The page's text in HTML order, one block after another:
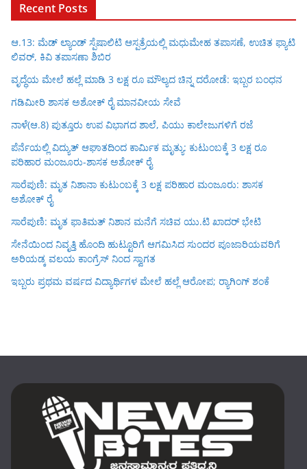
Recent Posts
ಆ.13: ಮೆಡ್ ಲ್ಯಾಂಡ್ ಸ್ಪೆಷಾಲಿಟಿ ಆಸ್ಪತ್ರೆಯಲ್ಲಿ ಮಧುಮೇಹ ತಪಾಸಣೆ, ಉಚಿತ ಫ್ಯಾಟಿ
ಲಿವರ್, ಕಿವಿ ತಪಾಸಣಾ ಶಿಬಿರ
ವೃದ್ಧೆಯ ಮೇಲೆ ಹಲ್ಲೆ ಮಾಡಿ 3 ಲಕ್ಷ ರೂ ಮೌಲ್ಯದ ಚಿನ್ನ ದರೋಡೆ: ಇಬ್ಬರ ಬಂಧನ
ಗಡಿಮೀರಿ ಶಾಸಕ ಅಶೋಕ್ ರೈ ಮಾನವೀಯ ಸೇವೆ
ನಾಳೆ(ಆ.8) ಪುತ್ತೂರು ಉಪ ವಿಭಾಗದ ಶಾಲೆ, ಪಿಯು ಕಾಲೇಜುಗಳಿಗೆ ರಜೆ
ಪೆರ್ನೆಯಲ್ಲಿ ವಿದ್ಯುತ್ ಆಘಾತದಿಂದ ಕಾರ್ಮಿಕ ಮೃತ್ಯು: ಕುಟುಂಬಕ್ಕೆ 3 ಲಕ್ಷ ರೂ
ಪರಿಹಾರ ಮಂಜೂರು-ಶಾಸಕ ಅಶೋಕ್ ರೈ
ಸಾರೆಪುಣಿ: ಮೃತ ನಿಶಾನಾ ಕುಟುಂಬಕ್ಕೆ 3 ಲಕ್ಷ ಪರಿಹಾರ ಮಂಜೂರು: ಶಾಸಕ
ಅಶೋಕ್ ರೈ
ಸಾರೆಪುಣಿ: ಮೃತ ಫಾತಿಮತ್ ನಿಶಾನ ಮನೆಗೆ ಸಚಿವ ಯು.ಟಿ ಖಾದರ್ ಭೇಟಿ
ಸೇನೆಯಿಂದ ನಿವೃತ್ತಿ ಹೊಂದಿ ಹುಟ್ಟೂರಿಗೆ ಆಗಮಿಸಿದ ಸುಂದರ ಪೂಜಾರಿಯವರಿಗೆ
ಅರಿಯಡ್ಕ ವಲಯ ಕಾಂಗ್ರೆಸ್ ನಿಂದ ಸ್ವಾಗತ
ಇಬ್ಬರು ಪ್ರಥಮ ವರ್ಷದ ವಿದ್ಯಾರ್ಥಿಗಳ ಮೇಲೆ ಹಲ್ಲೆ ಆರೋಪ; ರ‍್ಯಾಗಿಂಗ್ ಶಂಕೆ